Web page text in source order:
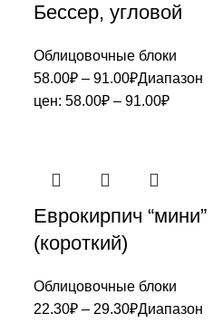
Бессер, угловой
Облицовочные блоки
58.00₽ – 91.00₽Диапазон
цен: 58.00₽ – 91.00₽
Еврокирпич “мини”
(короткий)
Облицовочные блоки
22.30₽ – 29.30₽Диапазон